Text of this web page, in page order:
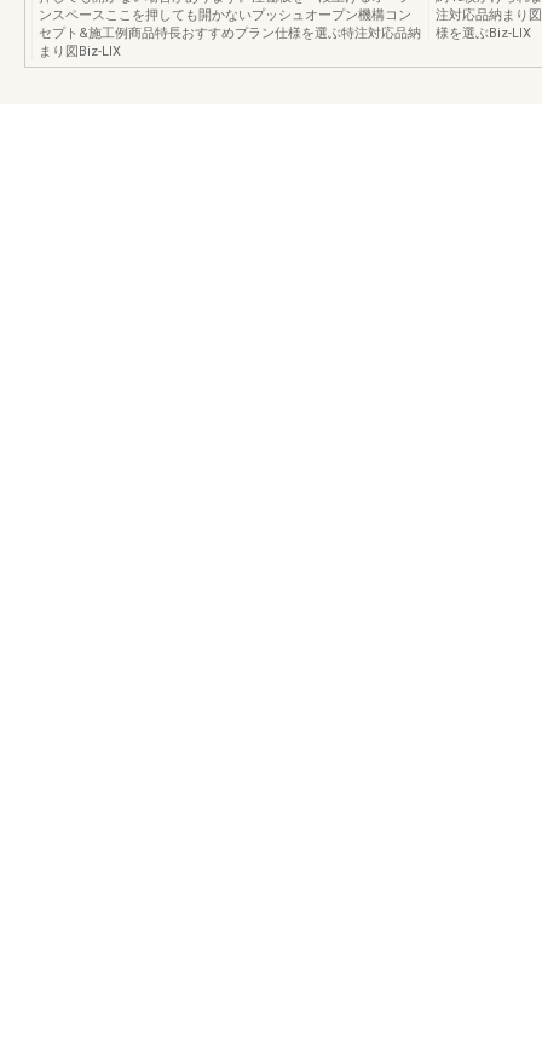
ンスペースここを押しても開かないプッシュオープン機構コン
セプト&施工例商品特長おすすめプラン仕様を選ぶ特注対応品納
まり図Biz-LIX
注対応品納まり
様を選ぶBiz-LIX